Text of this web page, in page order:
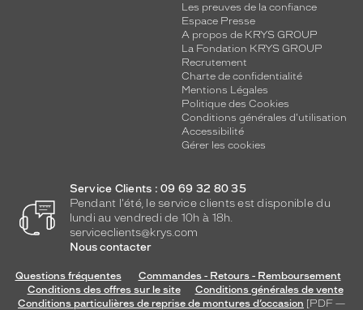
Les preuves de la confiance
Espace Presse
A propos de KRYS GROUP
La Fondation KRYS GROUP
Recrutement
Charte de confidentialité
Mentions Légales
Politique des Cookies
Conditions générales d'utilisation
Accessibilité
Gérer les cookies
Service Clients : 09 69 32 80 35
Pendant l'été, le service clients est disponible du
lundi au vendredi de 10h à 18h.
serviceclients@krys.com
Nous contacter
Questions fréquentes
Commandes - Retours - Remboursement
Conditions des offres sur le site
Conditions générales de vente
Conditions particulières de reprise de montures d’occasion [PDF —